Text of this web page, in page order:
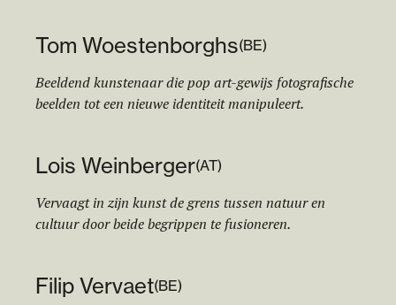
Tom Woestenborghs(BE)
Beeldend kunstenaar die pop art-gewijs fotografische
beelden tot een nieuwe identiteit manipuleert.
Lois Weinberger(AT)
Vervaagt in zijn kunst de grens tussen natuur en
cultuur door beide begrippen te fusioneren.
Filip Vervaet(BE)